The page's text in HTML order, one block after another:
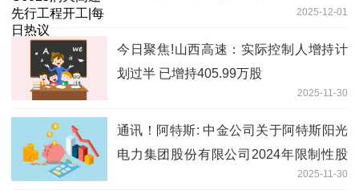
2025-12-01
今日聚焦!山西高速：实际控制人增持计
划过半 已增持405.99万股
2025-11-30
通讯！阿特斯: 中金公司关于阿特斯阳光
电力集团股份有限公司2024年限制性股
票激励计划首次授予部分第一个归属期符
2025-11-30